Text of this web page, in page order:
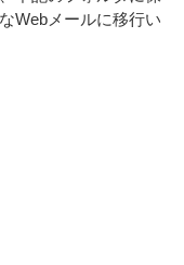
Webメールに移行い